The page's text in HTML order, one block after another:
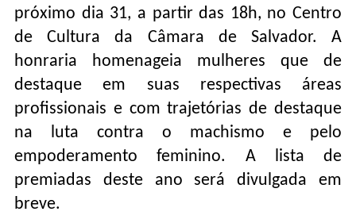
próximo dia 31, a partir das 18h, no Centro
de Cultura da Câmara de Salvador. A
honraria homenageia mulheres que de
destaque em suas respectivas áreas
profissionais e com trajetórias de destaque
na luta contra o machismo e pelo
empoderamento feminino. A lista de
premiadas deste ano será divulgada em
breve.